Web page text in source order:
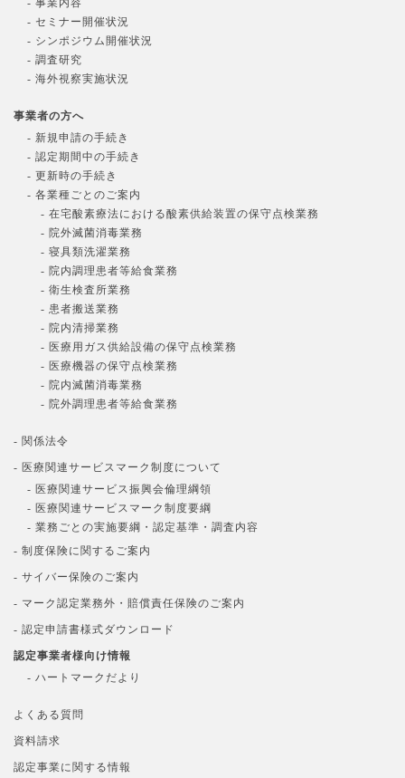
- 事業内容
- セミナー開催状況
- シンポジウム開催状況
- 調査研究
- 海外視察実施状況
事業者の方へ
- 新規申請の手続き
- 認定期間中の手続き
- 更新時の手続き
- 各業種ごとのご案内
- 在宅酸素療法における酸素供給装置の保守点検業務
- 院外滅菌消毒業務
- 寝具類洗濯業務
- 院内調理患者等給食業務
- 衛生検査所業務
- 患者搬送業務
- 院内清掃業務
- 医療用ガス供給設備の保守点検業務
- 医療機器の保守点検業務
- 院内滅菌消毒業務
- 院外調理患者等給食業務
- 関係法令
- 医療関連サービスマーク制度について
- 医療関連サービス振興会倫理綱領
- 医療関連サービスマーク制度要綱
- 業務ごとの実施要綱・認定基準・調査内容
- 制度保険に関するご案内
- サイバー保険のご案内
- マーク認定業務外・賠償責任保険のご案内
- 認定申請書様式ダウンロード
認定事業者様向け情報
- ハートマークだより
よくある質問
資料請求
認定事業に関する情報